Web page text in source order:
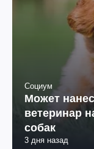
Социум
Может
ветеринар
собак
3 дня назад